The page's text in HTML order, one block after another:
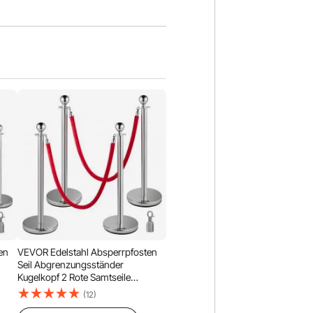
VEVOR Edelstahl Absperrpfosten
Seil Abgrenzungsständer
Kugelkopf 2 Rote Samtseile
Silberne Säule 4 Packung Crowd
Control Barriers
(12)